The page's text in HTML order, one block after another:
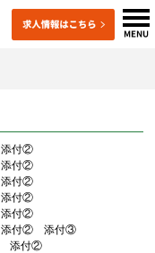
添付②
添付②
添付②
添付②
添付②
添付②
添付③
添付②